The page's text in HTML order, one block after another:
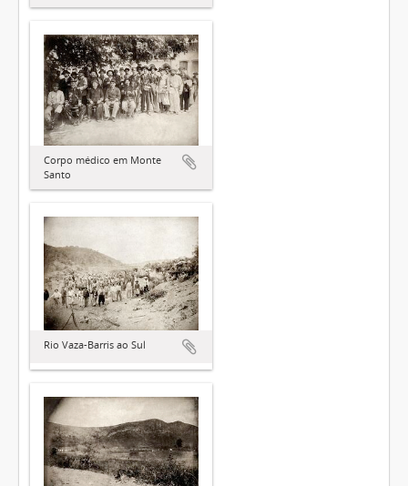
Corpo médico em Monte
Santo
Rio Vaza-Barris ao Sul